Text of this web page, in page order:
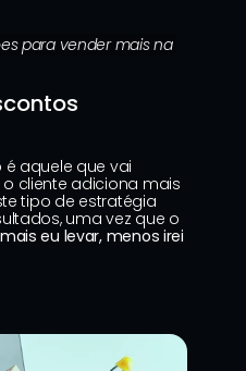
para vender mais na
aquele que vai
cliente adiciona mais
tipo de estratégia
uma vez que o
eu levar, menos irei